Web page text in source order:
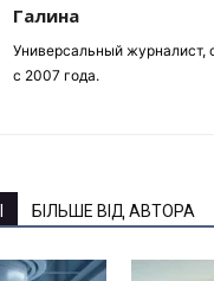
Галина
Универсальный журналист,
с 2007 года.
БІЛЬШЕ ВІД АВТОРА